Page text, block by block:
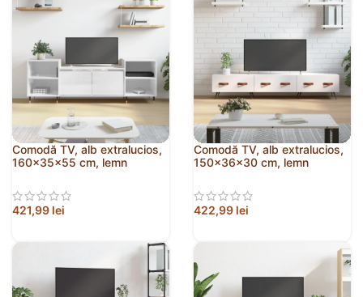
Comodă TV, alb extralucios,
160x35x55 cm, lemn
421,99 lei
Comodă TV, alb extralucios,
150x36x30 cm, lemn
422,99 lei